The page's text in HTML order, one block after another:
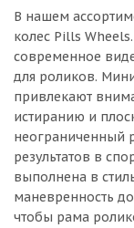
В нашем
колес Pills
современное
для роликов.
привлекают
истиранию и
неограниченный
результатов в
выполнена в
маневренность
чтобы рама